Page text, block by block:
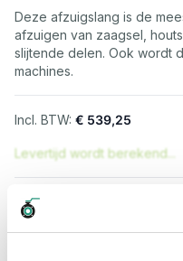
Deze afzuigslang is de
afzuigen van zaagsel,
slijtende delen. Ook wordt
machines.
€ 539,25
Levertijd wordt berekend...